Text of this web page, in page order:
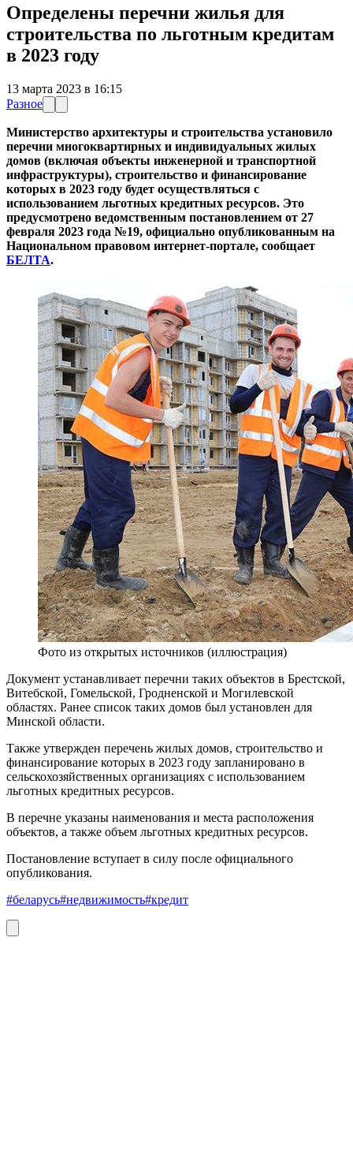
Определены перечни жилья для
строительства по льготным кредитам
в 2023 году
13 марта 2023 в 16:15
Разное
Министерство архитектуры и строительства установило
перечни многоквартирных и индивидуальных жилых
домов (включая объекты инженерной и транспортной
инфраструктуры), строительство и финансирование
которых в 2023 году будет осуществляться с
использованием льготных кредитных ресурсов. Это
предусмотрено ведомственным постановлением от 27
февраля 2023 года №19, официально опубликованным на
Национальном правовом интернет-портале, сообщает
БЕЛТА.
Фото из открытых источников (иллюстрация)
Документ устанавливает перечни таких объектов в Брестской,
Витебской, Гомельской, Гродненской и Могилевской
областях. Ранее список таких домов был установлен для
Минской области.
Также утвержден перечень жилых домов, строительство и
финансирование которых в 2023 году запланировано в
сельскохозяйственных организациях с использованием
льготных кредитных ресурсов.
В перечне указаны наименования и места расположения
объектов, а также объем льготных кредитных ресурсов.
Постановление вступает в силу после официального
опубликования.
#беларусь#недвижимость#кредит